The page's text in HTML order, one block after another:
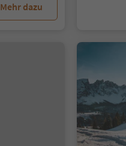
Mehr dazu